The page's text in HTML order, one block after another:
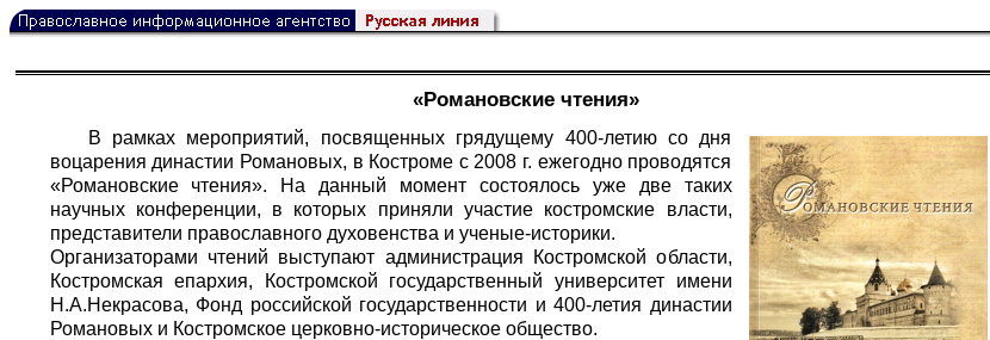
«Романовские чтения»
В рамках мероприятий, посвященных грядущему 400-летию со дня
воцарения династии Романовых, в Костроме с 2008 г. ежегодно проводятся
«Романовские чтения». На данный момент состоялось уже две таких
научных конференции, в которых приняли участие костромские власти,
представители православного духовенства и ученые-историки.
Организаторами чтений выступают администрация Костромской области,
Костромская епархия, Костромской государственный университет имени
Н.А.Некрасова, Фонд российской государственности и 400-летия династии
Романовых и Костромское церковно-историческое общество.